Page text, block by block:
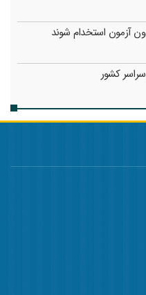
آزمون استخدام شوند
کشور